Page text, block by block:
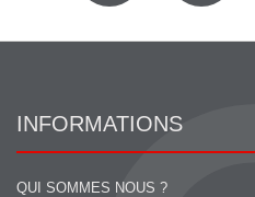
INFORMATIONS
QUI SOMMES NOUS ?